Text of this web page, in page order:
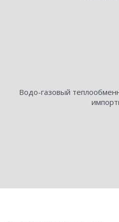
Водо-газовый